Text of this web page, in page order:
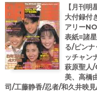
【月刊
大付録付
アリー
表紙=諸
る/ピン
ッチャン
萩原聖人
美、高橋
司/工藤静香/忍者/和久井映